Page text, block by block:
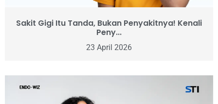
Sakit Gigi Itu Tanda, Bukan Penyakitnya! Kenali
Peny...
23 April 2026